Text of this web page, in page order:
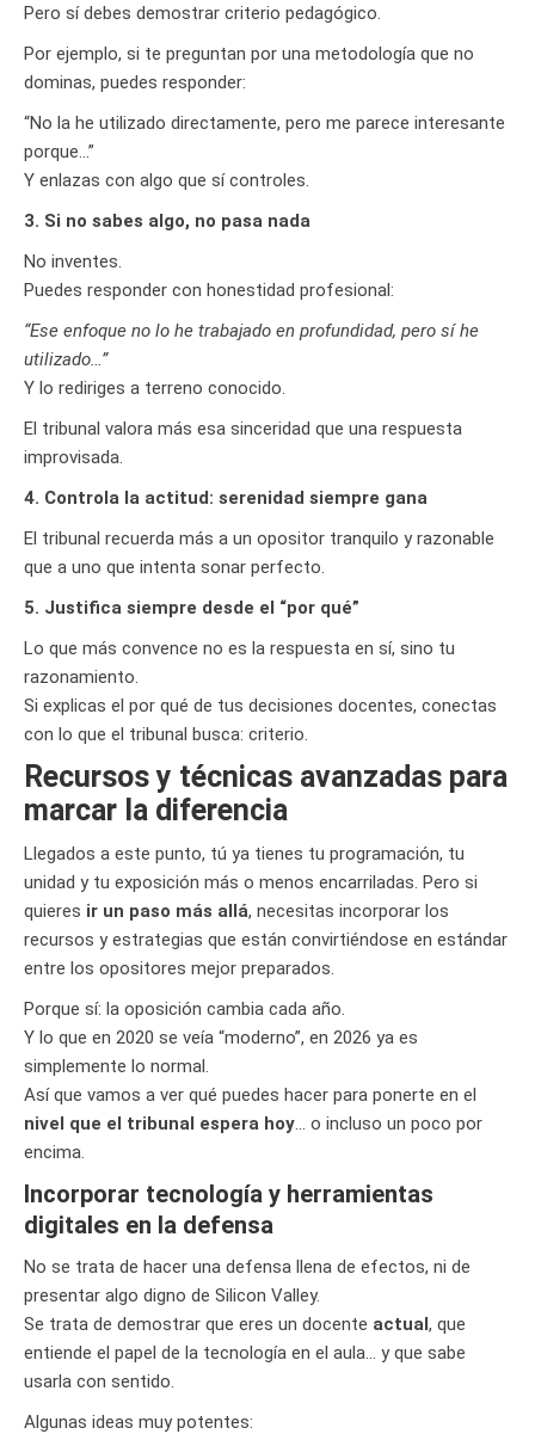
Pero sí debes demostrar criterio pedagógico.
Por ejemplo, si te preguntan por una metodología que no
dominas, puedes responder:
“No la he utilizado directamente, pero me parece interesante
porque…”
Y enlazas con algo que sí controles.
3. Si no sabes algo, no pasa nada
No inventes.
Puedes responder con honestidad profesional:
“Ese enfoque no lo he trabajado en profundidad, pero sí he
utilizado…”
Y lo rediriges a terreno conocido.
El tribunal valora más esa sinceridad que una respuesta
improvisada.
4. Controla la actitud: serenidad siempre gana
El tribunal recuerda más a un opositor tranquilo y razonable
que a uno que intenta sonar perfecto.
5. Justifica siempre desde el “por qué”
Lo que más convence no es la respuesta en sí, sino tu
razonamiento.
Si explicas el por qué de tus decisiones docentes, conectas
con lo que el tribunal busca: criterio.
Recursos y técnicas avanzadas para
marcar la diferencia
Llegados a este punto, tú ya tienes tu programación, tu
unidad y tu exposición más o menos encarriladas. Pero si
quieres ir un paso más allá, necesitas incorporar los
recursos y estrategias que están convirtiéndose en estándar
entre los opositores mejor preparados.
Porque sí: la oposición cambia cada año.
Y lo que en 2020 se veía “moderno”, en 2026 ya es
simplemente lo normal.
Así que vamos a ver qué puedes hacer para ponerte en el
nivel que el tribunal espera hoy… o incluso un poco por
encima.
Incorporar tecnología y herramientas
digitales en la defensa
No se trata de hacer una defensa llena de efectos, ni de
presentar algo digno de Silicon Valley.
Se trata de demostrar que eres un docente actual, que
entiende el papel de la tecnología en el aula… y que sabe
usarla con sentido.
Algunas ideas muy potentes: